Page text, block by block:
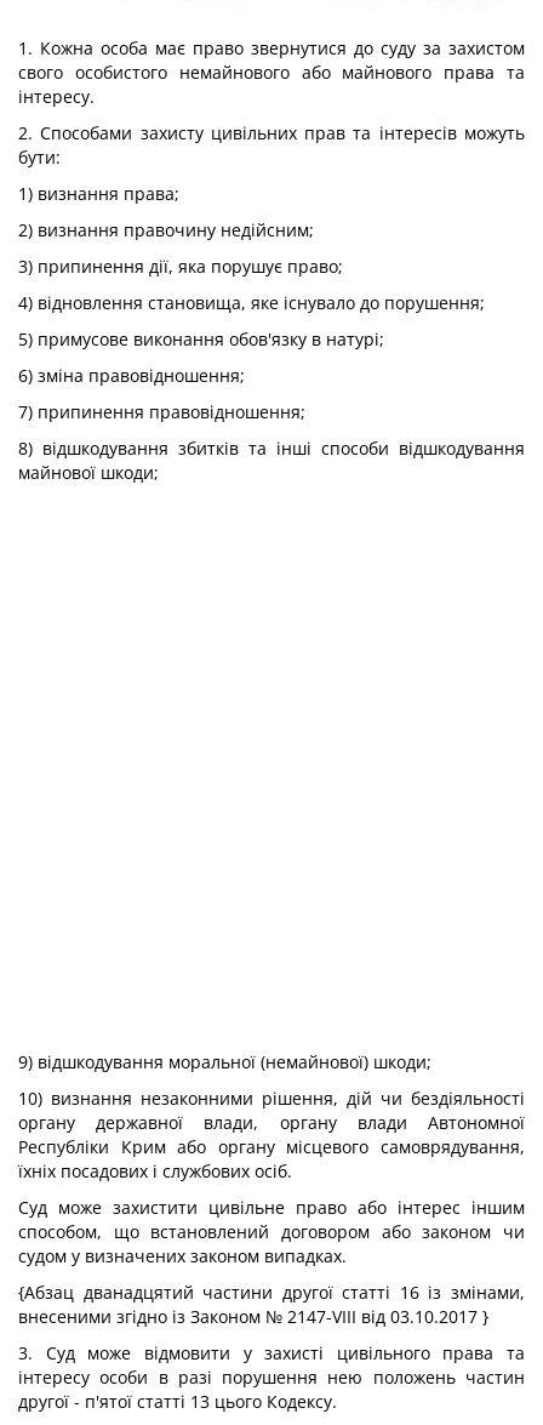
1. Кожна особа має право звернутися до суду за захистом
свого особистого немайнового або майнового права та
інтересу.
2. Способами захисту цивільних прав та інтересів можуть
бути:
1) визнання права;
2) визнання правочину недійсним;
3) припинення дії, яка порушує право;
4) відновлення становища, яке існувало до порушення;
5) примусове виконання обов'язку в натурі;
6) зміна правовідношення;
7) припинення правовідношення;
8) відшкодування збитків та інші способи відшкодування
майнової шкоди;
9) відшкодування моральної (немайнової) шкоди;
10) визнання незаконними рішення, дій чи бездіяльності
органу державної влади, органу влади Автономної
Республіки Крим або органу місцевого самоврядування,
їхніх посадових і службових осіб.
Суд може захистити цивільне право або інтерес іншим
способом, що встановлений договором або законом чи
судом у визначених законом випадках.
{Абзац дванадцятий частини другої статті 16 із змінами,
внесеними згідно із Законом № 2147-VIII від 03.10.2017 }
3. Суд може відмовити у захисті цивільного права та
інтересу особи в разі порушення нею положень частин
другої - п'ятої статті 13 цього Кодексу.